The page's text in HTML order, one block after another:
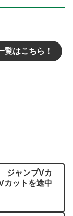
覧はこちら！
ジャンプVカ
カットを途中